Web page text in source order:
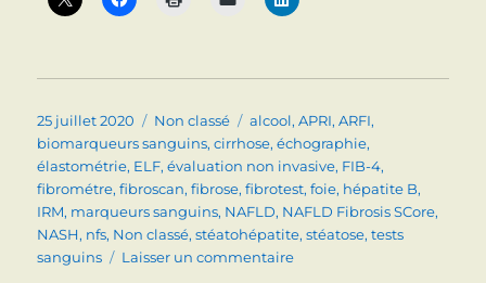
Publié
le
25 juillet 2020 Catégories
Non classé Étiquettes
alcool,APRI,ARFI,
biomarqueurs sanguins,cirrhose,échographie,
élastométrie, ELF,évaluation non invasive, FIB-4,
fibrométre,fibroscan,fibrose,fibrotest,foie, hépatite B,
IRM, marqueurs sanguins, NAFLD, NAFLD Fibrosis SCore,
NASH, nfs, Non classé,stéatohépatite,stéatose,tests
sanguins
Laisser un commentairesur